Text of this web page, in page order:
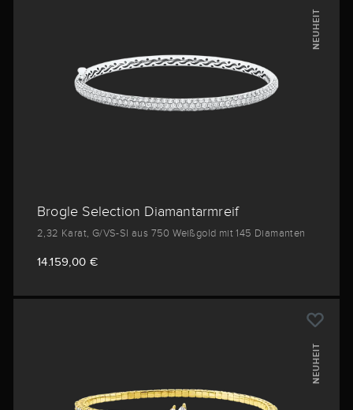
NEUHEIT
Brogle Selection Diamantarmreif
2,32 Karat, G/VS-SI aus 750 Weißgold mit 145 Diamanten
14.159,00 €
NEUHEIT